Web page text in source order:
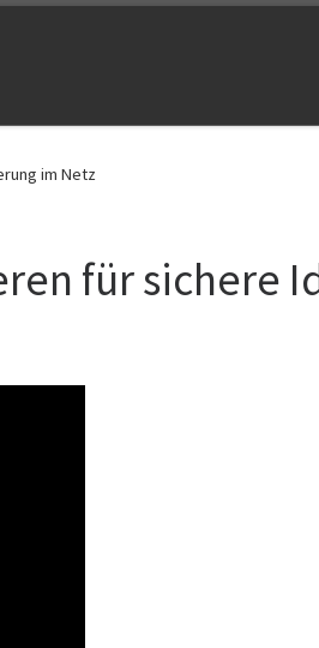
im Netz
für sichere